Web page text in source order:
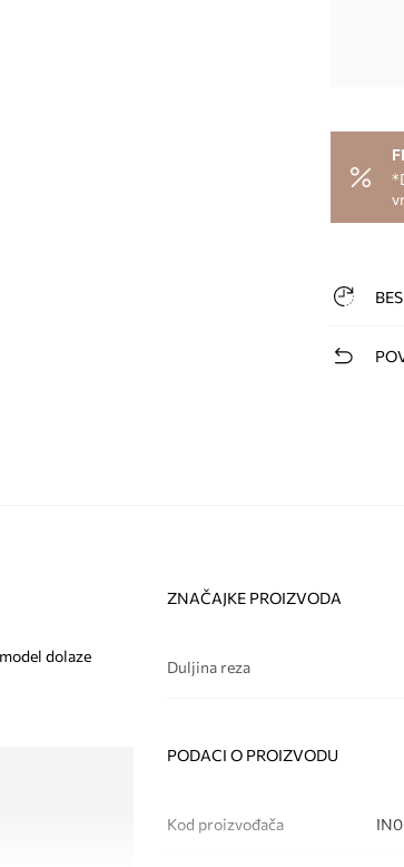
dolaze
ZNAČAJKE PROIZVODA
Duljina reza
PODACI O PROIZVODU
Kod proizvođača